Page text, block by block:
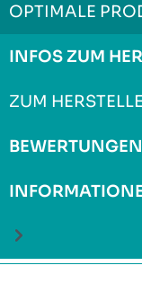
OPTIMALE
INFOS ZUM
ZUM
BEWERTUNGEN